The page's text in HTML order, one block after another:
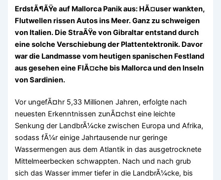
ErdstÃ¶ÃŸe auf Mallorca Panik aus: HÃ¤user wankten,
Flutwellen rissen Autos ins Meer. Ganz zu schweigen
von Italien. Die StraÃŸe von Gibraltar entstand durch
eine solche Verschiebung der Plattentektronik. Davor
war die Landmasse vom heutigen spanischen Festland
aus gesehen eine FlÃ¤che bis Mallorca und den Inseln
von Sardinien.
Vor ungefÃ¤hr 5,33 Millionen Jahren, erfolgte nach
neuesten Erkenntnissen zunÃ¤chst eine leichte
Senkung der LandbrÃ¼cke zwischen Europa und Afrika,
sodass fÃ¼r einige Jahrtausende nur geringe
Wassermengen aus dem Atlantik in das ausgetrocknete
Mittelmeerbecken schwappten. Nach und nach grub
sich das Wasser immer tiefer in die LandbrÃ¼cke, bis